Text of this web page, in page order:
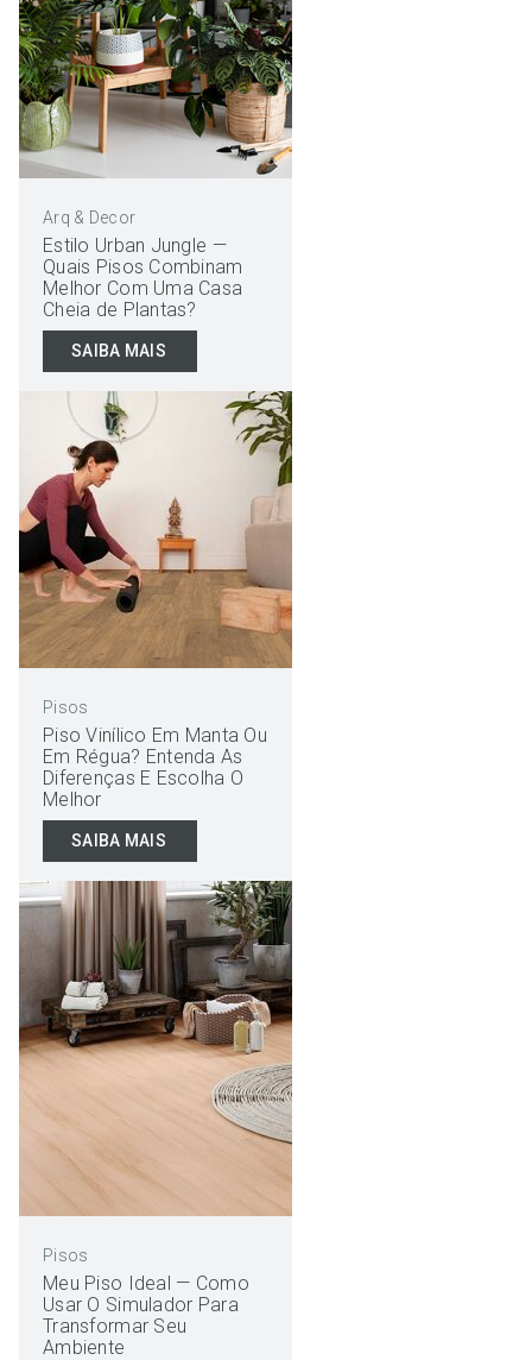
Arq & Decor
Estilo Urban Jungle —
Quais Pisos Combinam
Melhor Com Uma Casa
Cheia de Plantas?
SAIBA MAIS
Pisos
Piso Vinílico Em Manta Ou
Em Régua? Entenda As
Diferenças E Escolha O
Melhor
SAIBA MAIS
Pisos
Meu Piso Ideal — Como
Usar O Simulador Para
Transformar Seu
Ambiente